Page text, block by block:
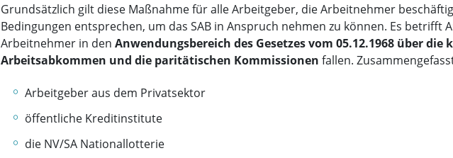
Grundsätzlich gilt diese Maßnahme für alle Arbeitgeber, die Arbeitnehmer
Bedingungen entsprechen, um das SAB in Anspruch nehmen zu können. Es betrifft
Arbeitnehmer in den Anwendungsbereich des Gesetzes vom 05.12.1968 über die
Arbeitsabkommen und die paritätischen Kommissionen fallen.
Arbeitgeber aus dem Privatsektor
öffentliche Kreditinstitute
die NV/SA Nationallotterie